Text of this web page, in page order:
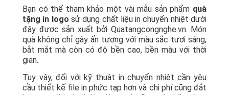
Bạn có thể tham khảo một vài mẫu sản phẩm quà
tặng in logo sử dụng chất liệu in chuyển nhiệt dưới
đây được sản xuất bởi Quatangcongnghe.vn. Món
quà không chỉ gây ấn tượng với màu sắc tươi sáng,
bắt mắt mà còn có độ bền cao, bền màu với thời
gian.
Tuy vậy, đối với kỹ thuật in chuyển nhiệt cần yêu
cầu thiết kế file in phức tạp hơn và chi phí cũng đắt